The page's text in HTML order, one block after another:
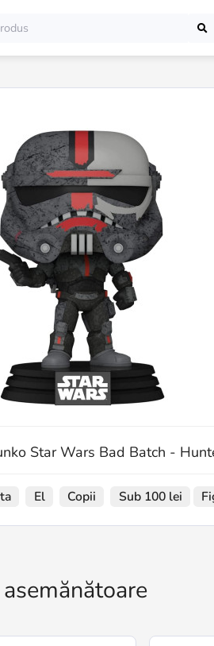
Star Wars Bad Batch -
El Copii Sub 100 lei